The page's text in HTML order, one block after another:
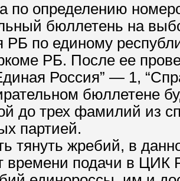
по определению
бюллетень на
по единому
РБ. После ее
Россия” — 1,
бюллетене
до трех фамилий из
партией.
тянуть жребий, в
времени подачи в